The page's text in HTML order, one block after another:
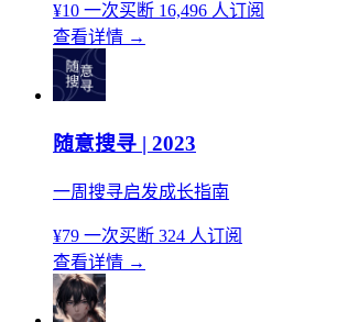
¥10 一次买断 16,496 人订阅
查看详情 →
随意搜寻 | 2023
一周搜寻启发成长指南
¥79 一次买断 324 人订阅
查看详情 →